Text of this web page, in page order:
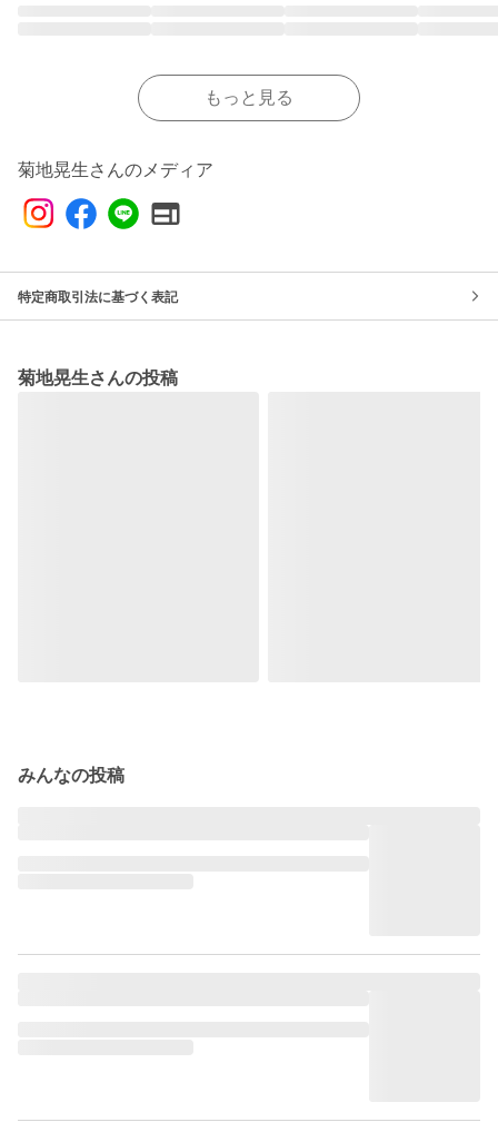
もっと見る
菊地晃生さんのメディア
特定商取引法に基づく表記
菊地晃生さんの投稿
みんなの投稿